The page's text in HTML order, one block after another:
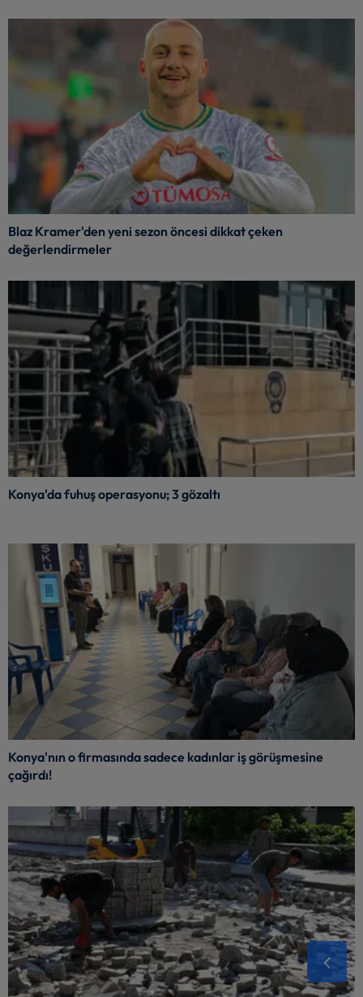
Blaz Kramer'den yeni sezon öncesi dikkat çeken
değerlendirmeler
Konya'da fuhuş operasyonu; 3 gözaltı
Konya'nın o firmasında sadece kadınlar iş görüşmesine
çağırdı!